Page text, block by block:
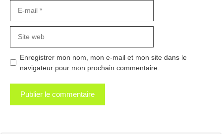
mail
web
Enregistrer mon nom, mon e-mail et mon site dans le
navigateur pour mon prochain commentaire.